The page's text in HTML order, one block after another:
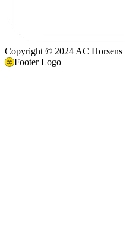
Copyright © 2024 AC Horsens
Footer Logo